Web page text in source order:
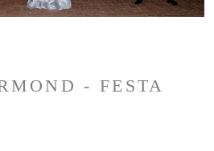
- FESTA